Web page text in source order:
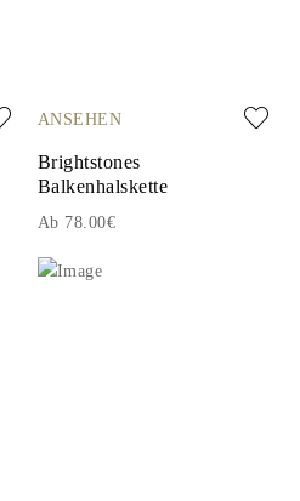
ANSEHEN
Brightstones
Balkenhalskette
Ab 78.00€